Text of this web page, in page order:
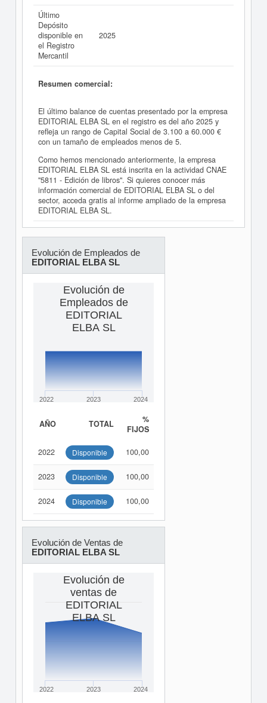
Último
Depósito
disponible en
el Registro
Mercantil
2025
Resumen comercial:
El último balance de cuentas presentado por la empresa
EDITORIAL ELBA SL en el registro es del año 2025 y
refleja un rango de Capital Social de 3.100 a 60.000 €
con un tamaño de empleados menos de 5.
Como hemos mencionado anteriormente, la empresa
EDITORIAL ELBA SL está inscrita en la actividad CNAE
"5811 - Edición de libros". Si quieres conocer más
información comercial de EDITORIAL ELBA SL o del
sector, acceda gratis al informe ampliado de la empresa
EDITORIAL ELBA SL.
Evolución de Empleados de
EDITORIAL ELBA SL
Evolución de
Empleados de
EDITORIAL
ELBA SL
2022 2023 2024
AÑO TOTAL
%
FIJOS
2022 Disponible 100,00
2023 Disponible 100,00
2024 Disponible 100,00
Evolución de Ventas de
EDITORIAL ELBA SL
Evolución de
ventas de
EDITORIAL
ELBA SL
2022 2023 2024